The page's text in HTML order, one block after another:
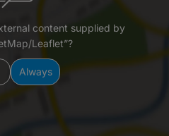
content supplied by
Leaflet”?
Always